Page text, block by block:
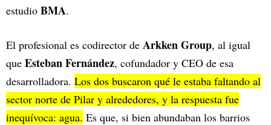
estudio BMA.
El profesional es codirector de Arkken Group, al igual
que Esteban Fernández, cofundador y CEO de esa
desarrolladora. Los dos buscaron qué le estaba faltando al
sector norte de Pilar y alrededores, y la respuesta fue
inequívoca: agua. Es que, si bien abundaban los barrios